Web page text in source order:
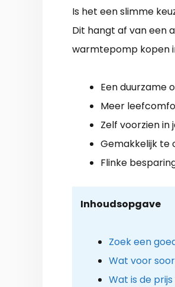
Is het een slimme
Dit hangt af van een
warmtepomp kopen
Een duurzame
Meer
Zelf voorzien
Gemakkelijk te
Flinke
Inhoudsopgave
Zoek een
Wat voor
Wat is de